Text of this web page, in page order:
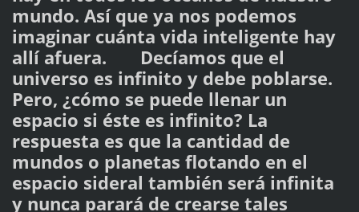
mundo. Así que ya nos podemos
imaginar cuánta vida inteligente hay
allí afuera. Decíamos que el
universo es infinito y debe poblarse.
Pero, ¿cómo se puede llenar un
espacio si éste es infinito? La
respuesta es que la cantidad de
mundos o planetas flotando en el
espacio sideral también será infinita
y nunca parará de crearse tales